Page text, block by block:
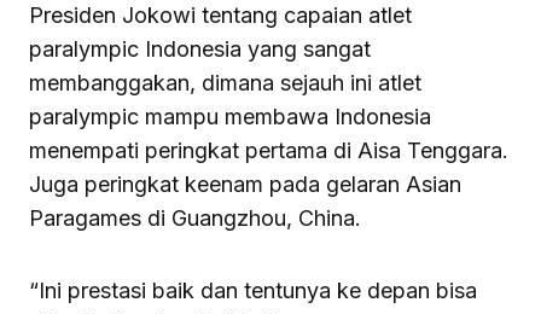
Presiden Jokowi tentang capaian atlet
paralympic Indonesia yang sangat
membanggakan, dimana sejauh ini atlet
paralympic mampu membawa Indonesia
menempati peringkat pertama di Aisa Tenggara.
Juga peringkat keenam pada gelaran Asian
Paragames di Guangzhou, China.
“Ini prestasi baik dan tentunya ke depan bisa